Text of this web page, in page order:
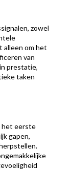
zowel
alleen om het
van
prestatie,
taken
het eerste
gapen,